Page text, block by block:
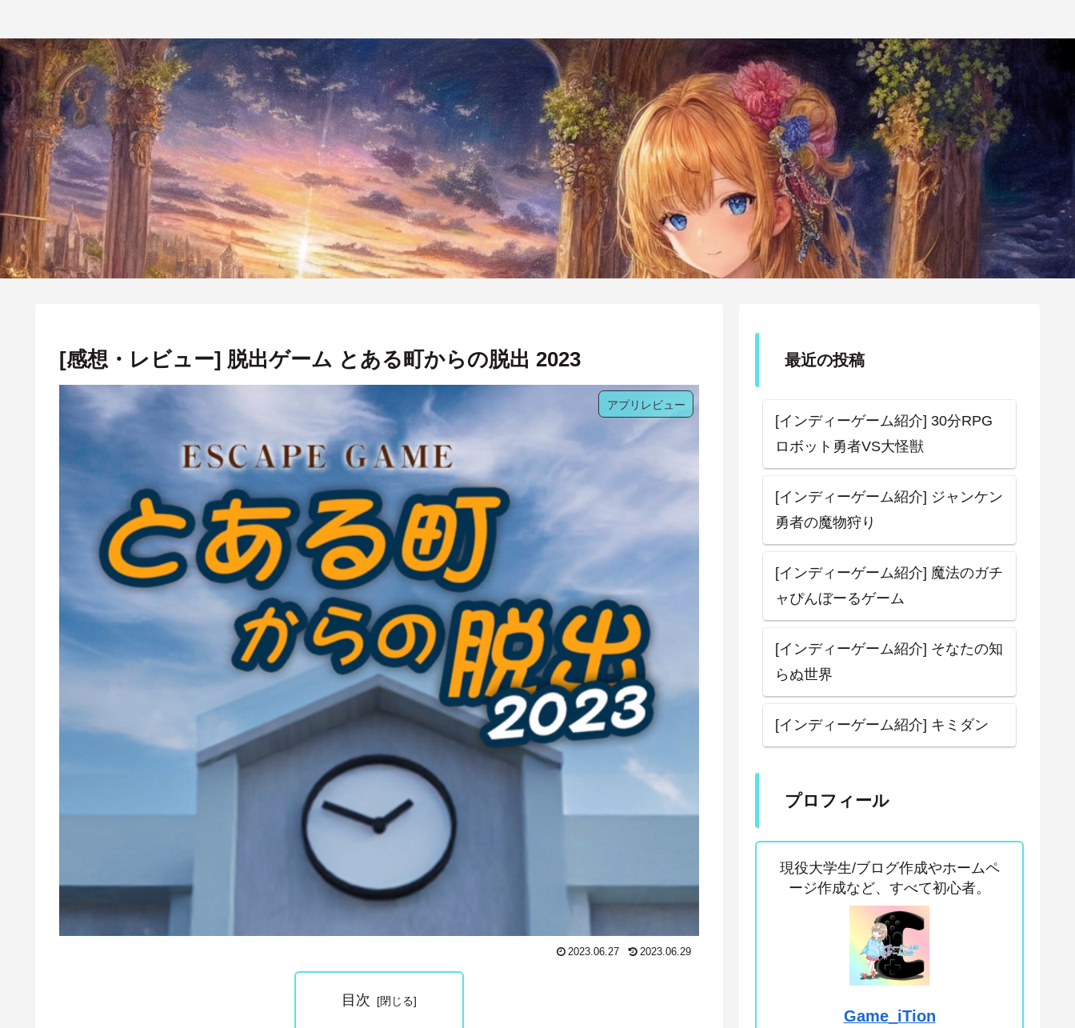
[感想・レビュー] 脱出ゲーム とある町からの脱出 2023
アプリレビュー
2023.06.27 2023.06.29
目次
最近の投稿
[インディーゲーム紹介] 30分RPG
ロボット勇者VS大怪獣
[インディーゲーム紹介] ジャンケン
勇者の魔物狩り
[インディーゲーム紹介] 魔法のガチ
ャぴんぼーるゲーム
[インディーゲーム紹介] そなたの知
らぬ世界
[インディーゲーム紹介] キミダン
プロフィール
現役大学生/ブログ作成やホームペ
ージ作成など、すべて初心者。
Game_iTion